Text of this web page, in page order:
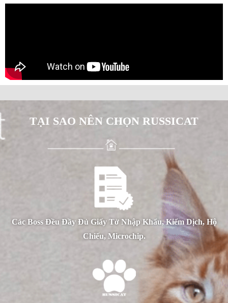
TẠI SAO NÊN CHỌN RUSSICAT
Các Boss Đều Đầy Đủ Giấy Tờ Nhập Khẩu, Kiểm Dịch, Hộ
Chiếu, Microchip.